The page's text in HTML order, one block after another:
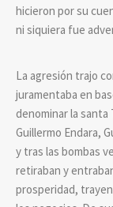
hicieron por su
ni siquiera fue
La agresión trajo
juramentaba en
denominar la santa
Guillermo Endara,
y tras las bombas
retiraban y
prosperidad,